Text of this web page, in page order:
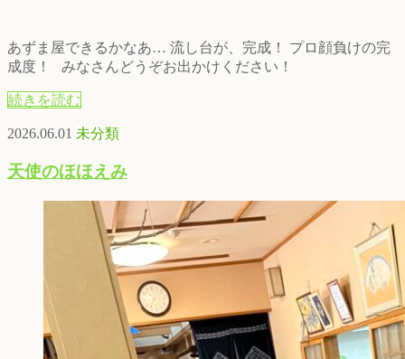
あずま屋できるかなあ… 流し台が、完成！ プロ顔負けの完
成度！ みなさんどうぞお出かけください！
続きを読む
2026.06.01 未分類
天使のほほえみ